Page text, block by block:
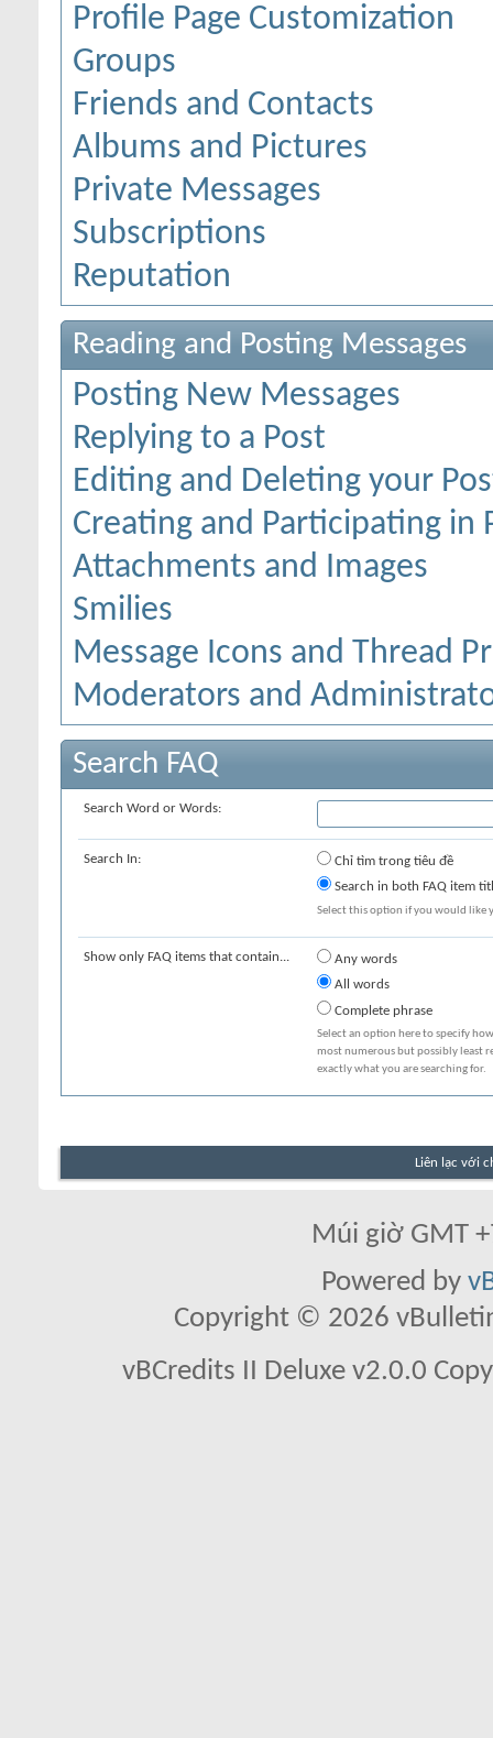
Profile Page Customization
Groups
Friends and Contacts
Albums and Pictures
Private Messages
Subscriptions
Reputation
Reading and Posting Messages
Posting New Messages
Replying to a Post
Editing and Deleting your
Creating and Participating in
Attachments and Images
Smilies
Message Icons and Thread
Moderators and
Search FAQ
Search Word or Words:
Search In:
Chỉ tìm trong tiêu đề
Search in both FAQ item
Select this option if you would like
Show only FAQ items that contain...
Any words
All words
Complete phrase
Select an option here to specify
most numerous but possibly least
exactly what you are searching for.
Liên lạc với
Múi giờ GMT
Powered by
Copyright © 2026
vBCredits II Deluxe v2.0.0